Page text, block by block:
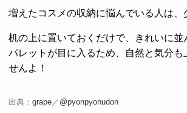
増えたコスメの収納に悩んでいる人は、
机の上に置いておくだけで、きれいに並
パレットが目に入るため、自然と気分も
せんよ！
出典： grape／ @pyonpyonudon